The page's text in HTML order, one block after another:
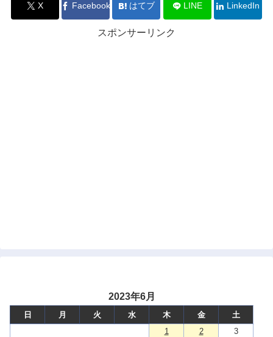
X Facebook はてブ LINE LinkedIn
スポンサーリンク
2023年6月
日 月 火 水 木 金
土
1
2
3